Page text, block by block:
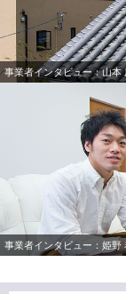
事業者インタビュー：山本
事業者インタビュー：姫野